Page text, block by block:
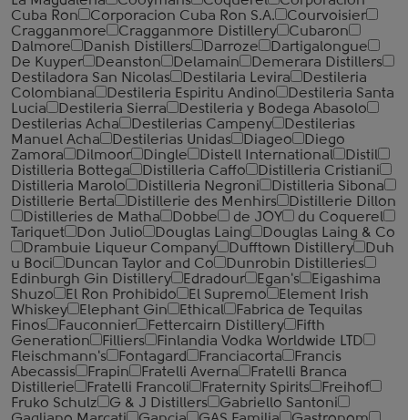
Cuba Ron
Corporacion Cuba Ron S.A.
Courvoisier
Cragganmore
Cragganmore Distillery
Cubaron
Dalmore
Danish Distillers Darroze
Dartigalongue
De Kuyper
Deanston Delamain
Demerara Distillers
Destiladora San Nicolas
Destilaria Levira
Destileria
Colombiana
Destileria Espiritu Andino
Destileria Santa
Lucia
Destileria Sierra
Destileria y Bodega Abasolo
Destilerias Acha
Destilerias Campeny
Destilerias
Manuel Acha
Destilerias Unidas Diageo
Diego
Zamora
Dilmoor Dingle Distell International
Distil
Distilleria Bottega
Distilleria Caffo
Distilleria Cristiani
Distilleria Marolo
Distilleria Negroni
Distilleria Sibona
Distillerie Berta
Distillerie des Menhirs
Distillerie Dillon
Distilleries de Matha
Dobbe de JOY
du Coquerel
Tariquet
Don Julio Douglas Laing
Douglas Laing & Co
Drambuie Liqueur Company
Dufftown Distillery
Duh
u Boci
Duncan Taylor and Co
Dunrobin Distilleries
Edinburgh Gin Distillery
Edradour Egan's
Eigashima
Shuzo
El Ron Prohibido El Supremo
Element Irish
Whiskey
Elephant Gin Ethical
Fabrica de Tequilas
Finos
Fauconnier Fettercairn Distillery
Fifth
Generation
Filliers
Finlandia Vodka Worldwide LTD
Fleischmann's
Fontagard Franciacorta
Francis
Abecassis
Frapin Fratelli Averna
Fratelli Branca
Distillerie
Fratelli ‎Francoli Fraternity Spirits
Freihof
Fruko Schulz
G & J Distillers
Gabriello Santoni